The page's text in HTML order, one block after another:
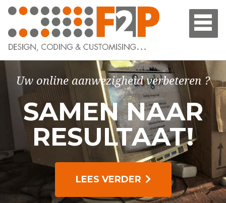
Uw online aanwezigheid verbeteren ?
SAMEN NAAR
RESULTAAT!
LEES VERDER